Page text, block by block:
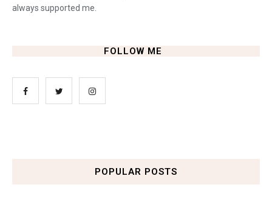
always supported me.
FOLLOW ME
POPULAR POSTS